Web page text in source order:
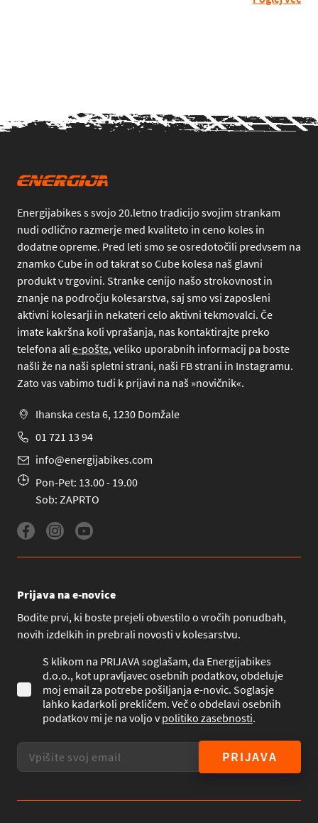
Energijabikes s svojo 20.letno tradicijo svojim strankam
nudi odlično razmerje med kvaliteto in ceno koles in
dodatne opreme. Pred leti smo se osredotočili predvsem na
znamko Cube in od takrat so Cube kolesa naš glavni
produkt v trgovini. Stranke cenijo našo strokovnost in
znanje na področju kolesarstva, saj smo vsi zaposleni
aktivni kolesarji in nekateri celo aktivni tekmovalci. Če
imate kakršna koli vprašanja, nas kontaktirajte preko
telefona ali e-pošte, veliko uporabnih informacij pa boste
našli že na naši spletni strani, naši FB strani in Instagramu.
Zato vas vabimo tudi k prijavi na naš »novičnik«.
Ihanska cesta 6, 1230 Domžale
01 721 13 94
info@energijabikes.com
Pon-Pet: 13.00 - 19.00
Sob: ZAPRTO
Prijava na e-novice
Bodite prvi, ki boste prejeli obvestilo o vročih ponudbah,
novih izdelkih in prebrali novosti v kolesarstvu.
S klikom na PRIJAVA soglašam, da Energijabikes
d.o.o., kot upravljavec osebnih podatkov, obdeluje
moj email za potrebe pošiljanja e-novic. Soglasje
lahko kadarkoli prekličem. Več o obdelavi osebnih
podatkov mi je na voljo vpolitiko zasebnosti.
PRIJAVA